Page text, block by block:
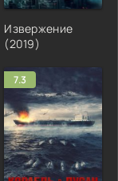
Извержение
(2019)
7.3